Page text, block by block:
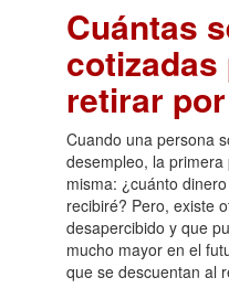
Cuántas
retirar
Cuando una persona
desempleo, la
misma: ¿cuánto
recibiré? Pero, existe
desapercibido y que
mucho mayor en el
que se descuentan al